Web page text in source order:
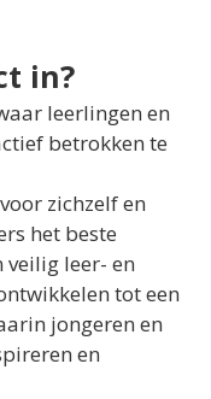
in?
leerlingen en
betrokken te
zichzelf en
het beste
veilig leer- en
tot een
jongeren en
en